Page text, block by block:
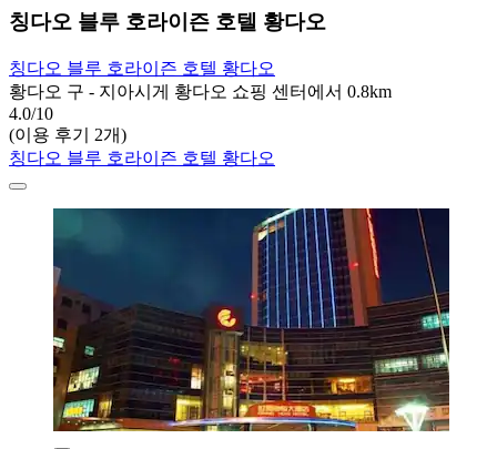
칭다오 블루 호라이즌 호텔 황다오
칭다오 블루 호라이즌 호텔 황다오
황다오 구 - 지아시게 황다오 쇼핑 센터에서 0.8km
4.0/10
(이용 후기 2개)
칭다오 블루 호라이즌 호텔 황다오